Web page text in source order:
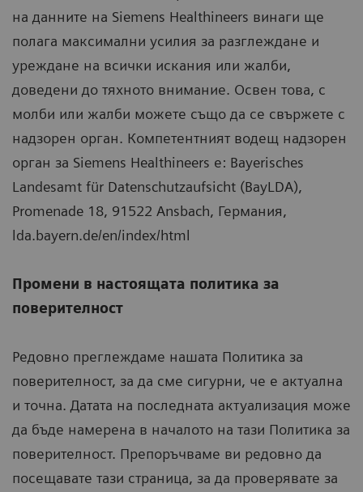
на данните на Siemens Healthineers винаги ще
полага максимални усилия за разглеждане и
уреждане на всички искания или жалби,
доведени до тяхното внимание. Освен това, с
молби или жалби можете също да се свържете с
надзорен орган. Компетентният водещ надзорен
орган за Siemens Healthineers е: Bayerisches
Landesamt für Datenschutzaufsicht (BayLDA),
Promenade 18, 91522 Ansbach, Германия,
lda.bayern.de/en/index/html
Промени в настоящата политика за
поверителност
Редовно преглеждаме нашата Политика за
поверителност, за да сме сигурни, че е актуална
и точна. Датата на последната актуализация може
да бъде намерена в началото на тази Политика за
поверителност. Препоръчваме ви редовно да
посещавате тази страница, за да проверявате за